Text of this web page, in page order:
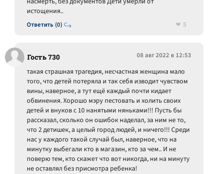
Ответить (0)
истощения..
5
Гость 730 08 авг 2022 в 12:53
такая страшная трагедия, несчастная женщина мало
того, что детей потеряла и так себя изводит чувством
вины, наверное, а тут ещё каждый почти кидает
обвинения. Хорошо мэру пестовать и холить своих
детей и внуков с 10 нанятыми няньками!!! Пусть бы
рассказал, сколько он ошибок наделал, за ним не то,
что 2 детишек, а целый город людей, и ничего!!! Среди
нас у каждого такой случай был, наверное, что на
минутку выбегали кто в магазин, кто за чем.. И не
поверю тем, кто скажет что вот никогда, ни на минуту
не оставлял без присмотра ребенка!